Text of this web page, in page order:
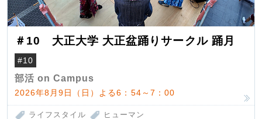
＃10 大正大学 大正盆踊りサークル 踊月
#10
部活 on Campus
2026年8月9日（日）よる6：54～7：00
ライフスタイル ヒューマン